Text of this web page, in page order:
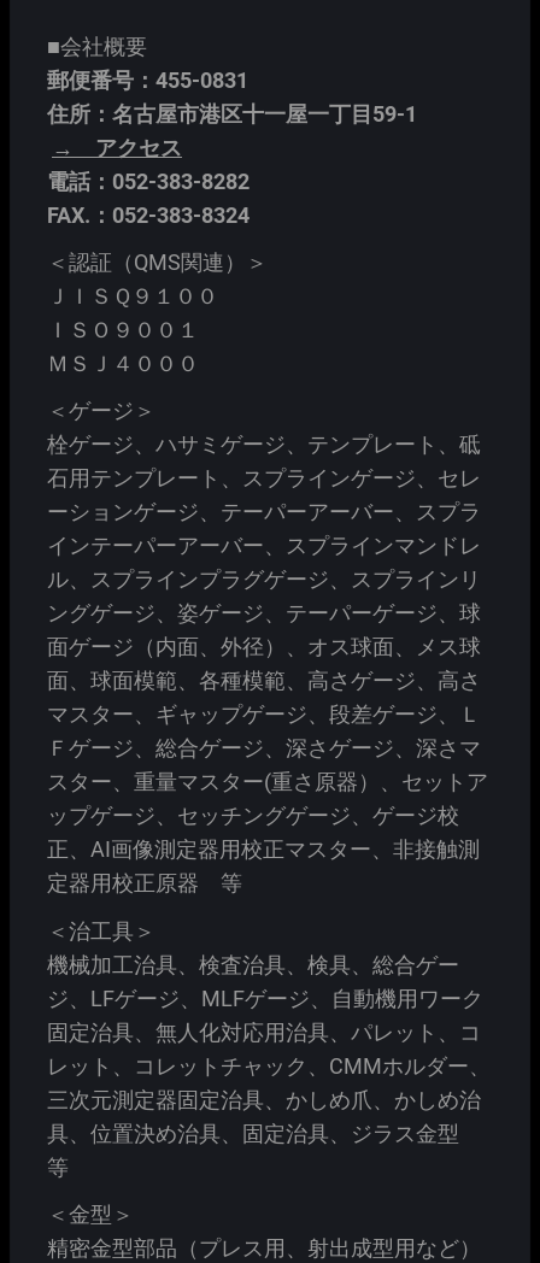
■会社概要
郵便番号：455-0831
住所：名古屋市港区十一屋一丁目59-1
→ アクセス
電話：052-383-8282
FAX.：052-383-8324
＜認証（QMS関連）＞
ＪＩＳＱ９１００
ＩＳＯ９００１
ＭＳＪ４０００
＜ゲージ＞
栓ゲージ、ハサミゲージ、テンプレート、砥
石用テンプレート、スプラインゲージ、セレ
ーションゲージ、テーパーアーバー、スプラ
インテーパーアーバー、スプラインマンドレ
ル、スプラインプラグゲージ、スプラインリ
ングゲージ、姿ゲージ、テーパーゲージ、球
面ゲージ（内面、外径）、オス球面、メス球
面、球面模範、各種模範、高さゲージ、高さ
マスター、ギャップゲージ、段差ゲージ、Ｌ
Ｆゲージ、総合ゲージ、深さゲージ、深さマ
スター、重量マスター(重さ原器）、セットア
ップゲージ、セッチングゲージ、ゲージ校
正、AI画像測定器用校正マスター、非接触測
定器用校正原器 等
＜治工具＞
機械加工治具、検査治具、検具、総合ゲー
ジ、LFゲージ、MLFゲージ、自動機用ワーク
固定治具、無人化対応用治具、パレット、コ
レット、コレットチャック、CMMホルダー、
三次元測定器固定治具、かしめ爪、かしめ治
具、位置決め治具、固定治具、ジラス金型
等
＜金型＞
精密金型部品（プレス用、射出成型用など）